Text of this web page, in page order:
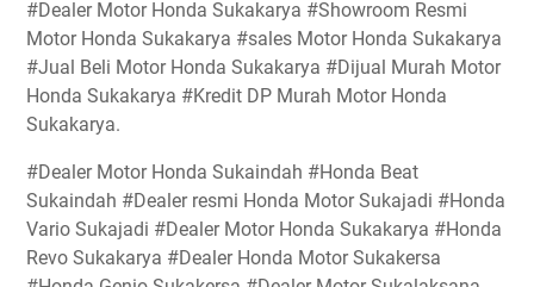
#Dealer Motor Honda Sukakarya #Showroom Resmi
Motor Honda Sukakarya #sales Motor Honda Sukakarya
#Jual Beli Motor Honda Sukakarya #Dijual Murah Motor
Honda Sukakarya #Kredit DP Murah Motor Honda
Sukakarya.
#Dealer Motor Honda Sukaindah #Honda Beat
Sukaindah #Dealer resmi Honda Motor Sukajadi #Honda
Vario Sukajadi #Dealer Motor Honda Sukakarya #Honda
Revo Sukakarya #Dealer Honda Motor Sukakersa